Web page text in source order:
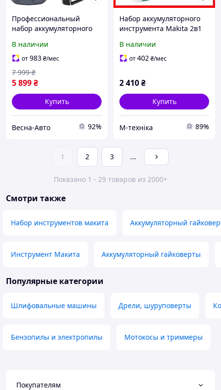
Профессиональный
набор аккумуляторного
Basic (дрель-шуруповерт
DDF490WV + фонарь
DEBDML186)
В наличии
от983₴/мес
5 899₴
7 999 ₴
Купить
Весна-Авто 92%
Набор аккумуляторного
инструмента Makita 2в1
В наличии
от402₴/мес
2 410₴
Купить
М-техніка 89%
1 2 3 ...
Показано 1 - 29 товаров из 2000+
Смотри также
Набор инструментов макита Аккумуляторный
Инструмент Макита Аккумуляторный гайковерты
Популярные категории
Шлифовальные машины Дрели, шуруповерты
Бензопилы и электропилы Мотокосы и триммеры
Покупателям